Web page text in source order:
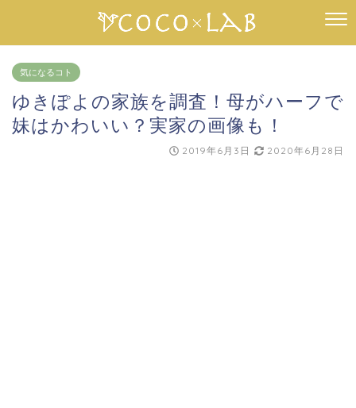
気になるコト
ゆきぽよの家族を調査！母がハーフで
妹はかわいい？実家の画像も！
2019年6月3日 2020年6月28日